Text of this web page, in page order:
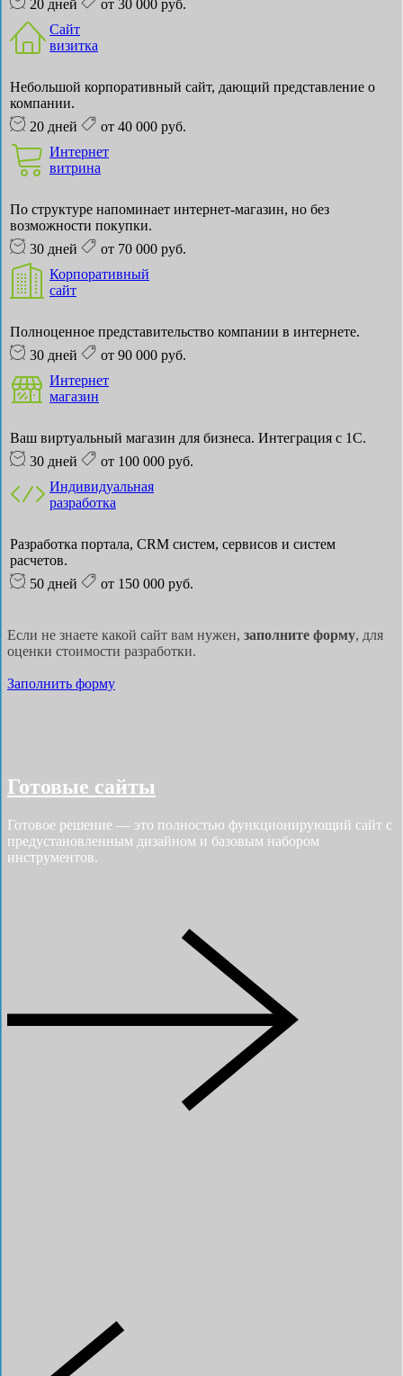
20 дней
от 30 000 руб.
Сайт
визитка
Небольшой корпоративный сайт, дающий представление о
компании.
20 дней
от 40 000 руб.
Интернет
витрина
По структуре напоминает интернет-магазин, но без
возможности покупки.
30 дней
от 70 000 руб.
Корпоративный
сайт
Полноценное представительство компании в интернете.
30 дней
от 90 000 руб.
Интернет
магазин
Ваш виртуальный магазин для бизнеса. Интеграция с 1С.
30 дней
от 100 000 руб.
Индивидуальная
разработка
Разработка портала, CRM систем, сервисов и систем
расчетов.
50 дней
от 150 000 руб.
Если не знаете какой сайт вам нужен, заполните форму, для
оценки стоимости разработки.
Заполнить форму
Готовые сайты
Готовое решение — это полностью функционирующий сайт с
предустановленным дизайном и базовым набором
инструментов.